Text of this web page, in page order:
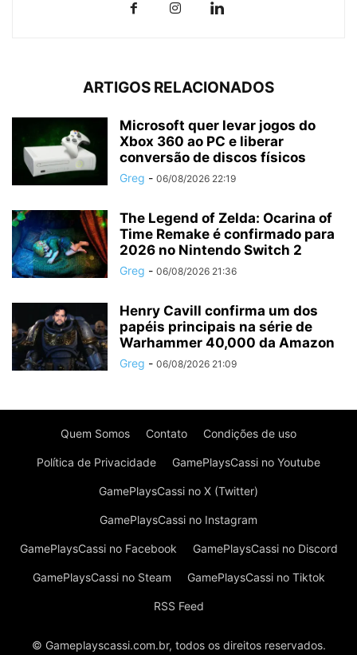
ARTIGOS RELACIONADOS
Microsoft quer levar jogos do
Xbox 360 ao PC e liberar
conversão de discos físicos
Greg - 06/08/2026 22:19
The Legend of Zelda: Ocarina of
Time Remake é confirmado para
2026 no Nintendo Switch 2
Greg - 06/08/2026 21:36
Henry Cavill confirma um dos
papéis principais na série de
Warhammer 40,000 da Amazon
Greg - 06/08/2026 21:09
Quem Somos Contato Condições de uso
Política de Privacidade GamePlaysCassi no Youtube
GamePlaysCassi no X (Twitter)
GamePlaysCassi no Instagram
GamePlaysCassi no Facebook GamePlaysCassi no Discord
GamePlaysCassi no Steam GamePlaysCassi no Tiktok
RSS Feed
© Gameplayscassi.com.br, todos os direitos reservados.